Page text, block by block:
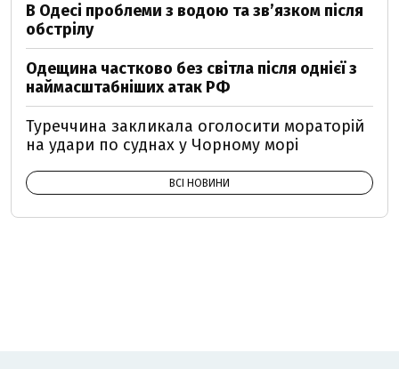
В Одесі проблеми з водою та звʼязком після
обстрілу
Одещина частково без світла після однієї з
наймасштабніших атак РФ
Туреччина закликала оголосити мораторій
на удари по суднах у Чорному морі
ВСІ НОВИНИ